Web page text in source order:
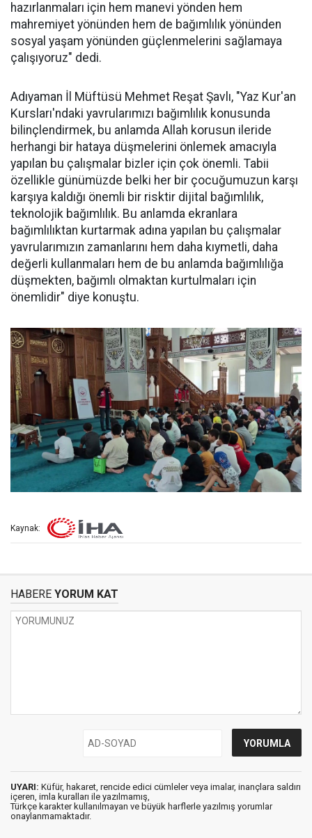
hazırlanmaları için hem manevi yönden hem
mahremiyet yönünden hem de bağımlılık yönünden
sosyal yaşam yönünden güçlenmelerini sağlamaya
çalışıyoruz" dedi.
Adıyaman İl Müftüsü Mehmet Reşat Şavlı, "Yaz Kur'an
Kursları'ndaki yavrularımızı bağımlılık konusunda
bilinçlendirmek, bu anlamda Allah korusun ileride
herhangi bir hataya düşmelerini önlemek amacıyla
yapılan bu çalışmalar bizler için çok önemli. Tabii
özellikle günümüzde belki her bir çocuğumuzun karşı
karşıya kaldığı önemli bir risktir dijital bağımlılık,
teknolojik bağımlılık. Bu anlamda ekranlara
bağımlılıktan kurtarmak adına yapılan bu çalışmalar
yavrularımızın zamanlarını hem daha kıymetli, daha
değerli kullanmaları hem de bu anlamda bağımlılığa
düşmekten, bağımlı olmaktan kurtulmaları için
önemlidir" diye konuştu.
Kaynak:
HABERE YORUM KAT
UYARI: Küfür, hakaret, rencide edici cümleler veya imalar, inançlara saldırı
içeren, imla kuralları ile yazılmamış,
Türkçe karakter kullanılmayan ve büyük harflerle yazılmış yorumlar
onaylanmamaktadır.